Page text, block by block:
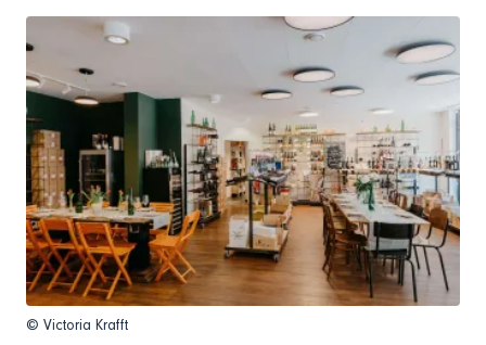
© Victoria Krafft